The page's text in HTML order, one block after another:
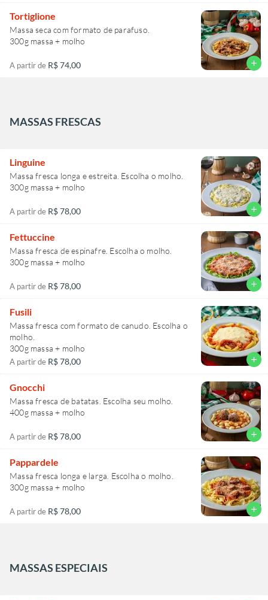
Tortiglione
Massa seca com formato de parafuso.
300g massa + molho
A partir de R$ 74,00 add
MASSAS FRESCAS
Linguine
Massa fresca longa e estreita. Escolha o molho.
300g massa + molho
A partir de R$ 78,00 add
Fettuccine
Massa fresca de espinafre. Escolha o molho.
300g massa + molho
A partir de R$ 78,00 add
Fusili
Massa fresca com formato de canudo. Escolha o
molho.
300g massa + molho
A partir de R$ 78,00 add
Gnocchi
Massa fresca de batatas. Escolha seu molho.
400g massa + molho
A partir de R$ 78,00 add
Pappardele
Massa fresca longa e larga. Escolha o molho.
300g massa + molho
A partir de R$ 78,00 add
MASSAS ESPECIAIS